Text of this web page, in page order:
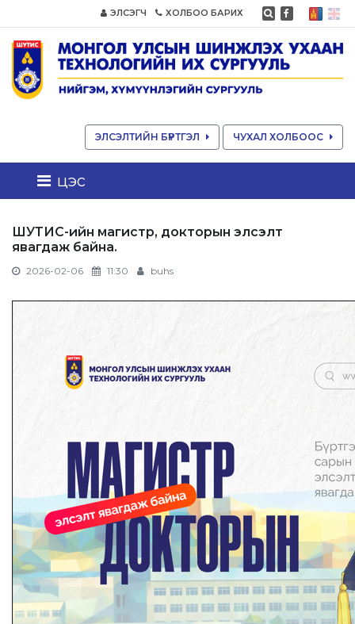
ЭЛСЭГЧ ХОЛБОО БАРИХ
ЭЛСЭЛТИЙН БҮРТГЭЛ ЧУХАЛ ХОЛБООС
цэс
ШУТИС-ийн магистр, докторын элсэлт
явагдаж байна.
2026-02-06 11:30 buhs